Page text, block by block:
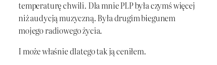
temperaturę chwili. Dla mnie PLP była czymś więcej
niż audycją muzyczną. Była drugim biegunem
mojego radiowego życia.
I może właśnie dlatego tak ją ceniłem.